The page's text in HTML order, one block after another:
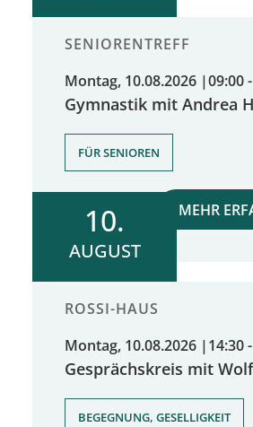
SENIORENTREFF
Montag, 10.08.2026 |09:00
Gymnastik mit Andrea
FÜR SENIOREN
MEHR
10.
AUGUST
ROSSI-HAUS
Montag, 10.08.2026 | 14:30
Gesprächskreis mit
BEGEGNUNG, GESELLIGKEIT